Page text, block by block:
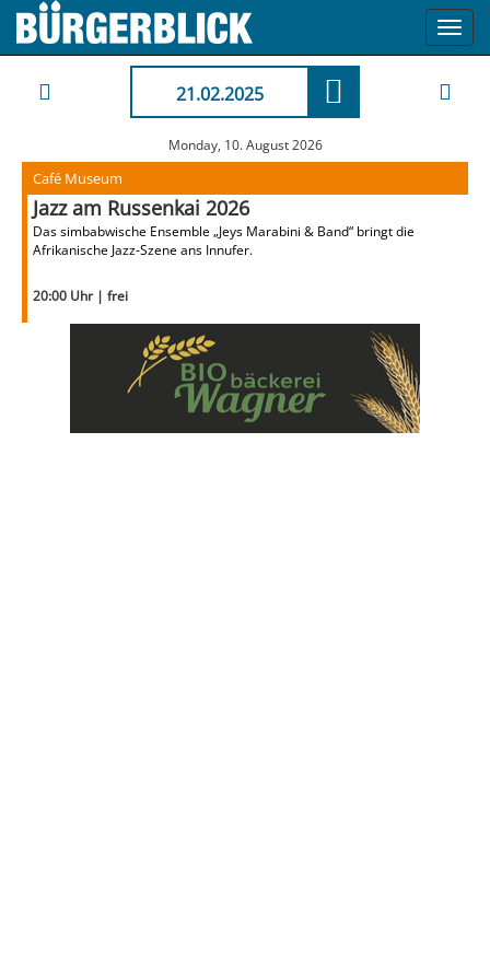
21.02.2025
Monday, 10. August 2026
Café Museum
Jazz am Russenkai 2026
Das simbabwische Ensemble „Jeys Marabini & Band“ bringt die
Afrikanische Jazz-Szene ans Innufer.
20:00 Uhr | frei